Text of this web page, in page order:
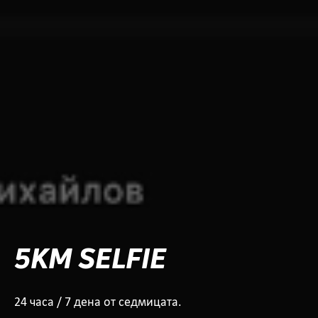
5KM SELFIE
24 часа / 7 дена от седмицата.